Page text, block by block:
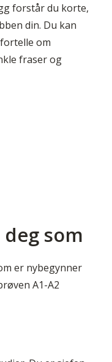
forstår du korte,
din. Du kan
om
fraser og
som
er nybegynner
A1-A2